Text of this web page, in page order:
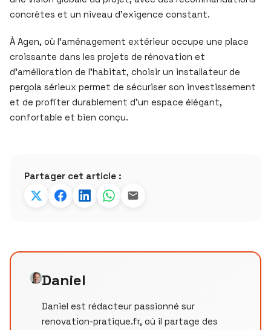
concrètes et un niveau d’exigence constant.
À Agen, où l’aménagement extérieur occupe une place
croissante dans les projets de rénovation et
d’amélioration de l’habitat, choisir un installateur de
pergola sérieux permet de sécuriser son investissement
et de profiter durablement d’un espace élégant,
confortable et bien conçu.
Partager cet article :
Daniel
Daniel est rédacteur passionné sur
renovation-pratique.fr, où il partage des